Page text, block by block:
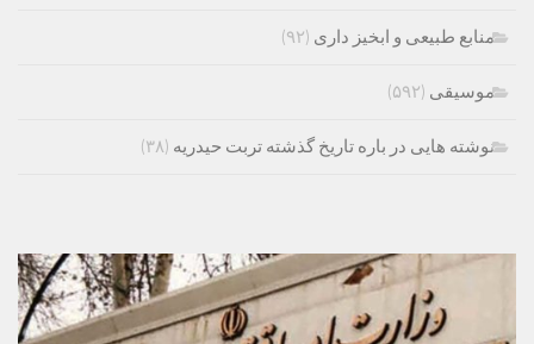
منابع طبیعی و ابخیز داری (۹۲)
موسیقی (۵۹۲)
نوشته هایی در باره تاریخ گذشته تربت حیدریه (۳۸)